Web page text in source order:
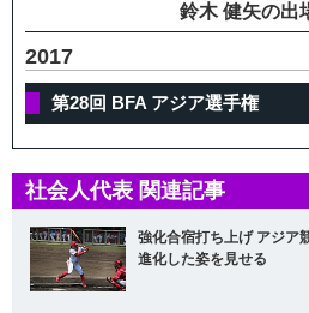
鈴木 健矢の出
2017
第28回 BFA アジア選手権
社会人代表 関連記事
強化合宿打ち上げ アジア
進化した姿を見せる